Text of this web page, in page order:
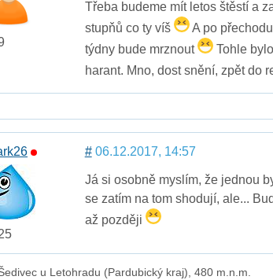
Třeba budeme mít letos štěstí a
stupňů co ty víš
A po
týdny bude mrznout
Tohle
harant. Mno, dost snění, zpět do
#06.12.2017, 14:57
Já si osobně myslím, že jednou
se zatím na tom shodují, ale...
až později
u Letohradu (Pardubický kraj), 480 m.n.m.